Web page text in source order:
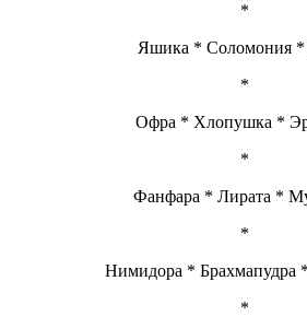
*
Яшика * Соломония *
*
Офра * Хлопушка *
*
Фанфара * Лирата *
*
Нимидора * Брахмапудра
*